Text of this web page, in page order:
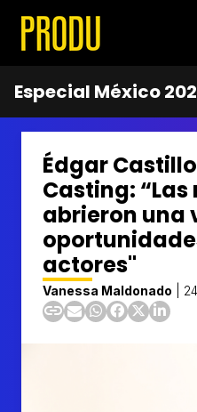
Especial México
Édgar
Casting:
abrieron una
actores"
Vanessa Maldonado